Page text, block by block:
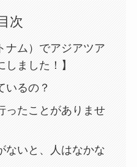
次
ナム）でアジアツア
ました！】
いるの？
ったことがありませ
ないと、人はなかな